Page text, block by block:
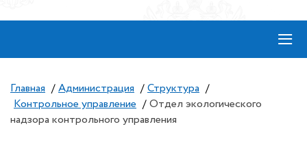
≡
Главная / Администрация / Структура /
Контрольное управление / Отдел экологического
надзора контрольного управления